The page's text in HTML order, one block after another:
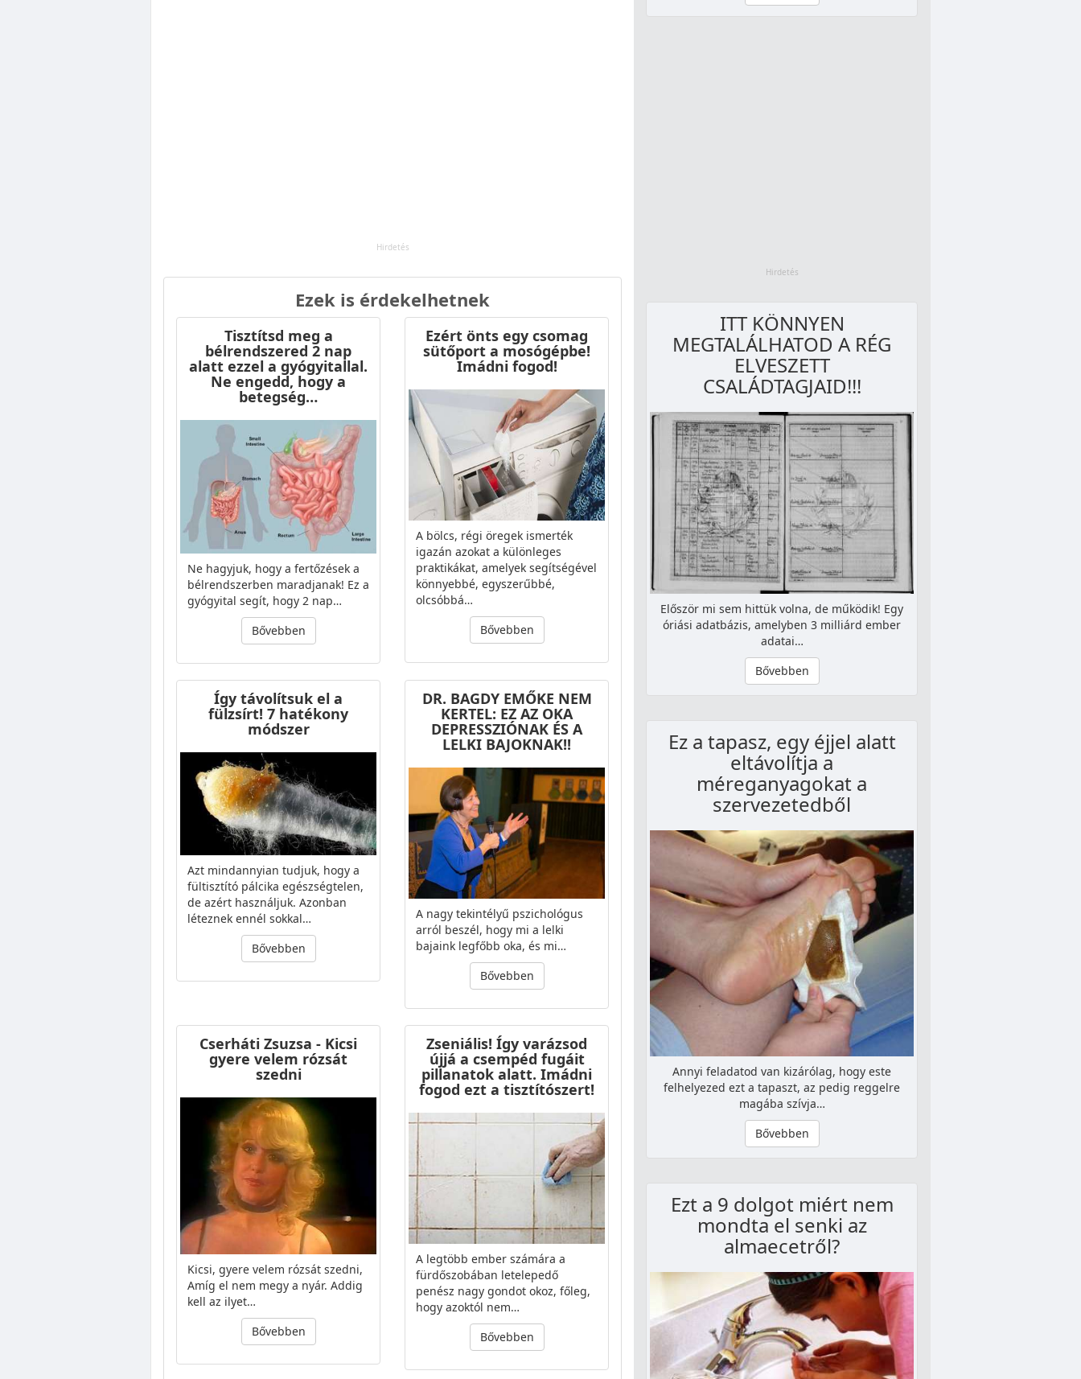
Ezek is érdekelhetnek
Tisztítsd meg a
bélrendszered 2 nap
alatt ezzel a gyógyitallal.
Ne engedd, hogy a
betegség…
Ne hagyjuk, hogy a fertőzések a
bélrendszerben maradjanak! Ez a
gyógyital segít, hogy 2 nap…
Bővebben
Ezért önts egy csomag
sütőport a mosógépbe!
Imádni fogod!
A bölcs, régi öregek ismerték
igazán azokat a különleges
praktikákat, amelyek segítségével
könnyebbé, egyszerűbbé,
olcsóbbá…
Bővebben
Így távolítsuk el a
fülzsírt! 7 hatékony
módszer
Azt mindannyian tudjuk, hogy a
fültisztító pálcika egészségtelen,
de azért használjuk. Azonban
léteznek ennél sokkal…
Bővebben
DR. BAGDY EMŐKE NEM
KERTEL: EZ AZ OKA
DEPRESSZIÓNAK ÉS A
LELKI BAJOKNAK!!
A nagy tekintélyű pszichológus
arról beszél, hogy mi a lelki
bajaink legfőbb oka, és mi…
Bővebben
Cserháti Zsuzsa - Kicsi
gyere velem rózsát
szedni
Kicsi, gyere velem rózsát szedni,
Amíg el nem megy a nyár. Addig
kell az ilyet…
Bővebben
Zseniális! Így varázsod
újjá a csempéd fugáit
pillanatok alatt. Imádni
fogod ezt a tisztítószert!
A legtöbb ember számára a
fürdőszobában letelepedő
penész nagy gondot okoz, főleg,
hogy azoktól nem…
Bővebben
ITT KÖNNYEN
MEGTALÁLHATOD A RÉG
ELVESZETT
CSALÁDTAGJAID!!!
Először mi sem hittük volna, de működik! Egy
óriási adatbázis, amelyben 3 milliárd ember
adatai…
Bővebben
Ez a tapasz, egy éjjel alatt
eltávolítja a
méreganyagokat a
szervezetedből
Annyi feladatod van kizárólag, hogy este
felhelyezed ezt a tapaszt, az pedig reggelre
magába szívja…
Bővebben
Ezt a 9 dolgot miért nem
mondta el senki az
almaecetről?